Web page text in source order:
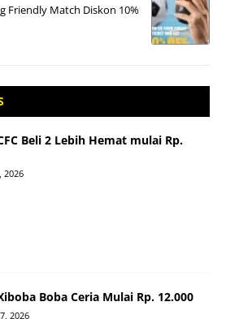
Friendly Match Diskon 10%
Beli 2 Lebih Hemat mulai Rp.
2026
Boba Ceria Mulai Rp. 12.000
2026